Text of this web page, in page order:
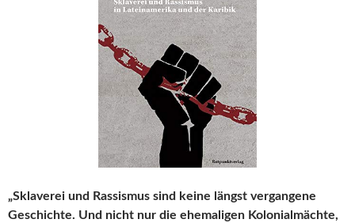
„Sklaverei und Rassismus sind keine längst vergangene
Geschichte. Und nicht nur die ehemaligen Kolonialmächte,